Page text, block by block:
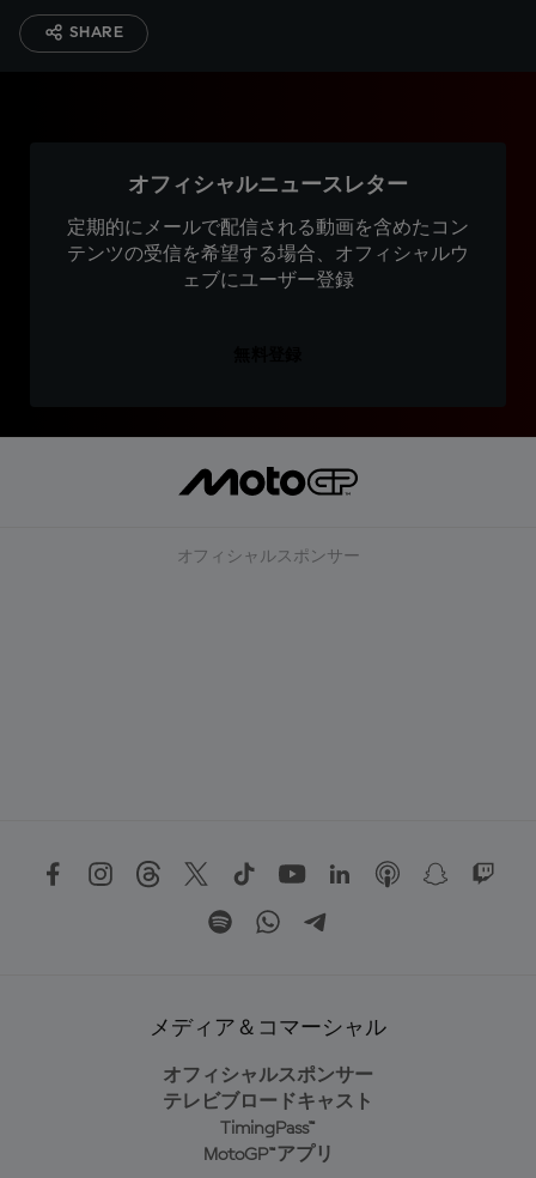
SHARE
オフィシャルニュースレター
定期的にメールで配信される動画を含めたコン
テンツの受信を希望する場合、オフィシャルウ
ェブにユーザー登録
オフィシャルスポンサー
メディア＆コマーシャル
オフィシャルスポンサー
テレビブロードキャスト
TimingPass™
MotoGP™アプリ